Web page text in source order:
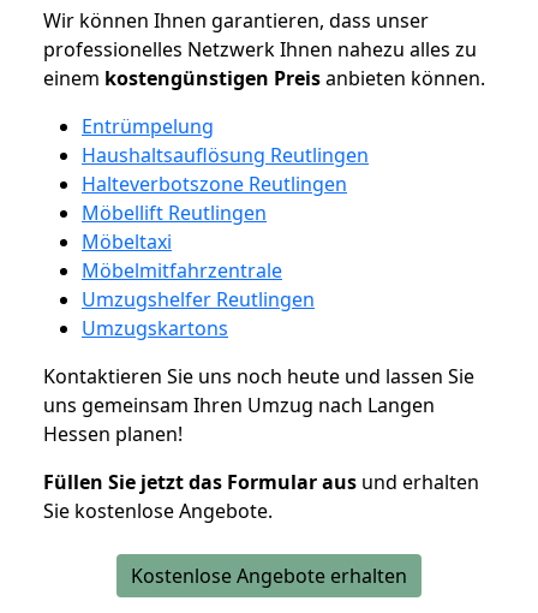
Wir können Ihnen garantieren, dass unser
professionelles Netzwerk Ihnen nahezu alles zu
einem kostengünstigen Preisanbieten können.
Entrümpelung
Haushaltsauflösung Reutlingen
Halteverbotszone Reutlingen
Möbellift Reutlingen
Möbeltaxi
Möbelmitfahrzentrale
Umzugshelfer Reutlingen
Umzugskartons
Kontaktieren Sie uns noch heute und lassen Sie
uns gemeinsam Ihren Umzug nach Langen
Hessen planen!
Füllen Sie jetzt das Formular aus und erhalten
Sie kostenlose Angebote.
Kostenlose Angebote erhalten